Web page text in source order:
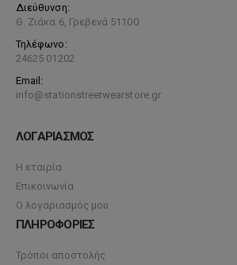
Διεύθυνση:
Θ. Ζιάκα 6, Γρεβενά 51100
Τηλέφωνο:
24625 01202
Email:
info@stationstreetwearstore.gr
ΛΟΓΑΡΙΑΣΜΟΣ
Η εταιρία
Επικοινωνία
Ο λογαριασμός μου
ΠΛΗΡΟΦΟΡΙΕΣ
Τρόποι αποστολής